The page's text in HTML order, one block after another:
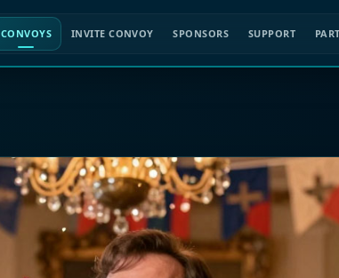
CONVOYS INVITE CONVOY SPONSORS SUPPORT